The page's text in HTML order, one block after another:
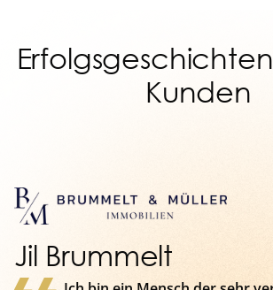
Kunden
Ralf Lenhart